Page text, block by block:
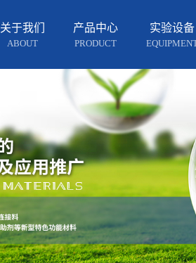
关于我们
ABOUT
产品中心
PRODUCT
实验设备